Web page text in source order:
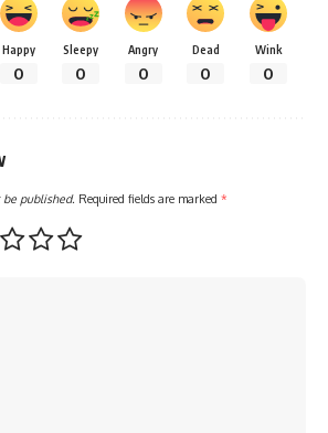
Happy
0
Sleepy
0
Angry
0
Dead
0
Wink
0
published. Required fields are marked *